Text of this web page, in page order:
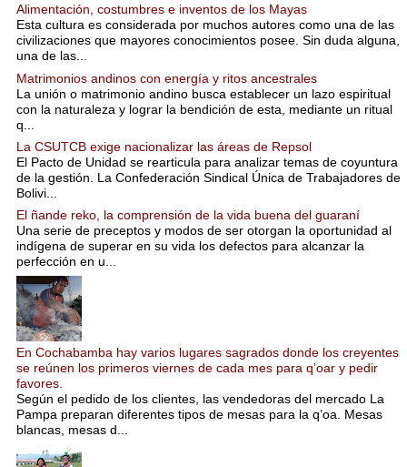
Alimentación, costumbres e inventos de los Mayas
Esta cultura es considerada por muchos autores como una de las
civilizaciones que mayores conocimientos posee. Sin duda alguna,
una de las...
Matrimonios andinos con energía y ritos ancestrales
La unión o matrimonio andino busca establecer un lazo espiritual
con la naturaleza y lograr la bendición de esta, mediante un ritual
q...
La CSUTCB exige nacionalizar las áreas de Repsol
El Pacto de Unidad se rearticula para analizar temas de coyuntura
de la gestión. La Confederación Sindical Única de Trabajadores de
Bolivi...
El ñande reko, la comprensión de la vida buena del guaraní
Una serie de preceptos y modos de ser otorgan la oportunidad al
indígena de superar en su vida los defectos para alcanzar la
perfección en u...
En Cochabamba hay varios lugares sagrados donde los creyentes
se reúnen los primeros viernes de cada mes para q’oar y pedir
favores.
Según el pedido de los clientes, las vendedoras del mercado La
Pampa preparan diferentes tipos de mesas para la q’oa. Mesas
blancas, mesas d...